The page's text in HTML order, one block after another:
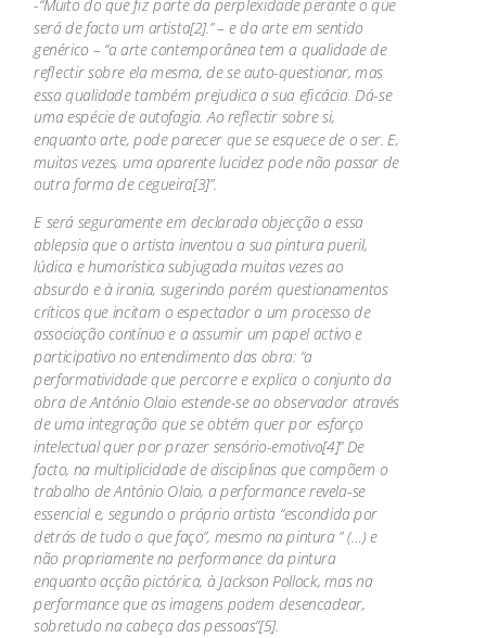
-“Muito do que fiz parte da perplexidade perante o que
será de facto um artista[2].” – e da arte em sentido
genérico – “a arte contemporânea tem a qualidade de
reflectir sobre ela mesma, de se auto-questionar, mas
essa qualidade também prejudica a sua eficácia. Dá-se
uma espécie de autofagia. Ao reflectir sobre si,
enquanto arte, pode parecer que se esquece de o ser. E,
muitas vezes, uma aparente lucidez pode não passar de
outra forma de cegueira[3]”.
E será seguramente em declarada objecção a essa
ablepsia que o artista inventou a sua pintura pueril,
lúdica e humorística subjugada muitas vezes ao
absurdo e à ironia, sugerindo porém questionamentos
críticos que incitam o espectador a um processo de
associação contínuo e a assumir um papel activo e
participativo no entendimento das obra: “a
performatividade que percorre e explica o conjunto da
obra de António Olaio estende-se ao observador através
de uma integração que se obtém quer por esforço
intelectual quer por prazer sensório-emotivo[4]” De
facto, na multiplicidade de disciplinas que compõem o
trabalho de António Olaio, a performance revela-se
essencial e, segundo o próprio artista “escondida por
detrás de tudo o que faço”, mesmo na pintura ” (…) e
não propriamente na performance da pintura
enquanto acção pictórica, à Jackson Pollock, mas na
performance que as imagens podem desencadear,
sobretudo na cabeça das pessoas”[5].